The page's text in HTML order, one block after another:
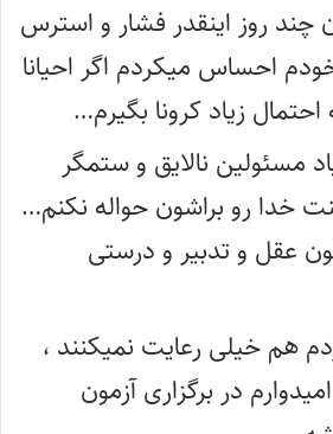
چند روز اینقدر فشار و استرس
احساس میکردم اگر احیانا
احتمال زیاد کرونا بگیرم…
مسئولین نالایق و ستمگر
خدا رو براشون حواله نکنم…
عقل و تدبیر و درستی
هم خیلی رعایت نمیکنند ،
در برگزاری آزمون